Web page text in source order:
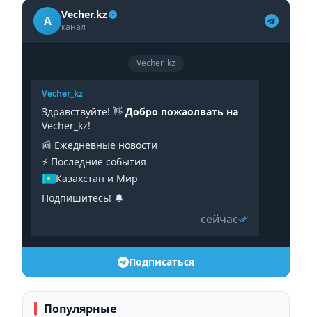
A Vecher.kz
канал
Vecher_kz
Vecher_kz
Здравствуйте! 👋 Добро пожаолвать на
Vecher_kz!
📰 Ежедневные новости
⚡️ Последние события
Казахстан и Мир
Подпишитесь! 🔔
сейчас
Подписаться
Популярные